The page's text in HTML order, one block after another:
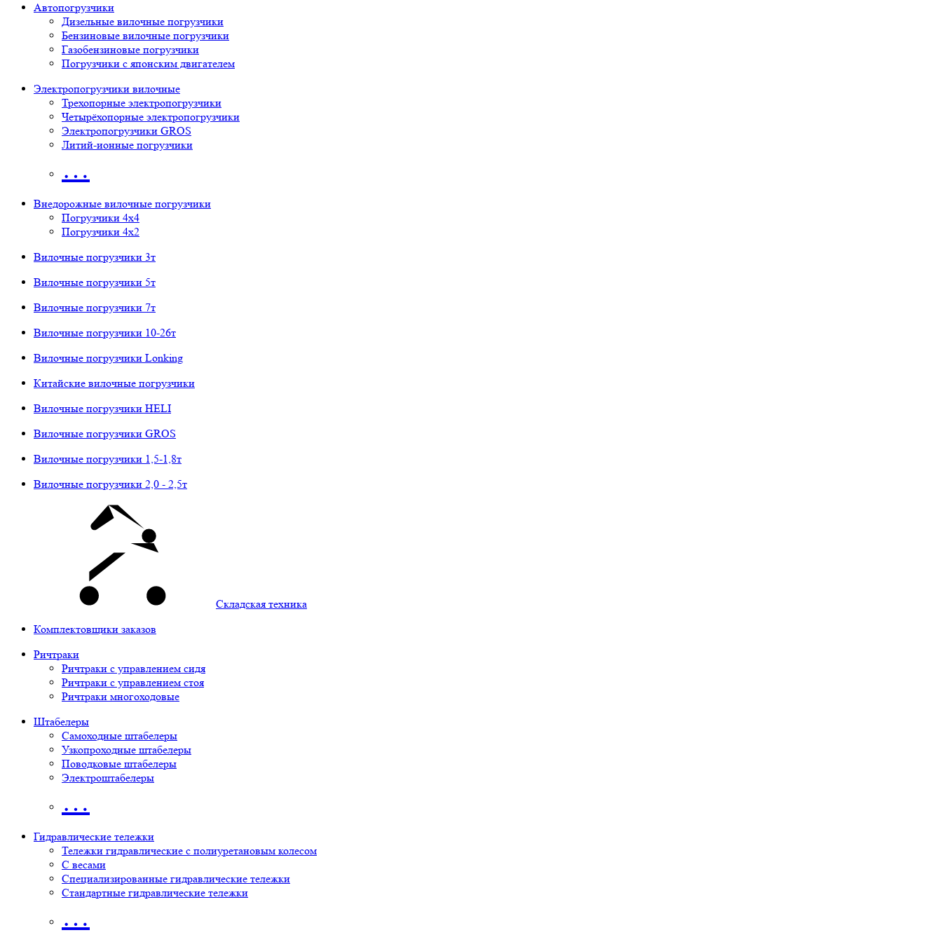
Автопогрузчики
Дизельные вилочные погрузчики
Бензиновые вилочные погрузчики
Газобензиновые погрузчики
Погрузчики с японским двигателем
Электропогрузчики вилочные
Трехопорные электропогрузчики
Четырёхопорные электропогрузчики
Электропогрузчики GROS
Литий-ионные погрузчики
…
Внедорожные вилочные погрузчики
Погрузчики 4х4
Погрузчики 4х2
Вилочные погрузчики 3т
Вилочные погрузчики 5т
Вилочные погрузчики 7т
Вилочные погрузчики 10-26т
Вилочные погрузчики Lonking
Китайские вилочные погрузчики
Вилочные погрузчики HELI
Вилочные погрузчики GROS
Вилочные погрузчики 1,5-1,8т
Вилочные погрузчики 2,0 - 2,5т
Складская техника
Комплектовщики заказов
Ричтраки
Ричтраки с управлением сидя
Ричтраки с управлением стоя
Ричтраки многоходовые
Штабелеры
Самоходные штабелеры
Узкопроходные штабелеры
Поводковые штабелеры
Электроштабелеры
…
Гидравлические тележки
Тележки гидравлические с полиуретановым колесом
С весами
Специализированные гидравлические тележки
Стандартные гидравлические тележки
…